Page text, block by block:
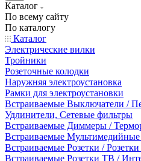
Каталог
По всему сайту
По каталогу
Каталог
Электрические вилки
Тройники
Розеточные колодки
Наружняя электроустановка
Рамки для электроустановки
Встраиваемые Выключатели /
Удлинители, Сетевые фильтры
Встраиваемые Диммеры /
Встраиваемые Мультимедийные
Встраиваемые Розетки /
Встраиваемые Розетки ТВ /